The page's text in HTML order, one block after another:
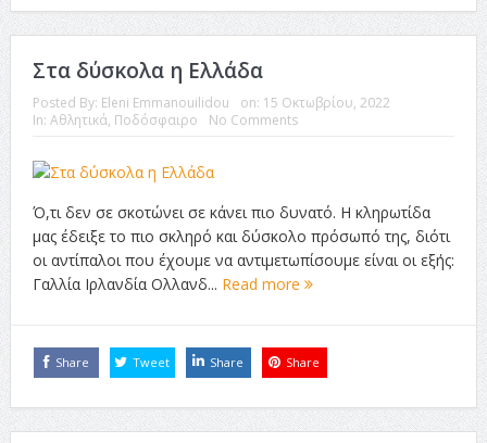
Στα δύσκολα η Ελλάδα
Posted By: Eleni Emmanouilidou on: 15 Οκτωβρίου, 2022
In: Αθλητικά, Ποδόσφαιρο No Comments
Ό,τι δεν σε σκοτώνει σε κάνει πιο δυνατό. Η κληρωτίδα
μας έδειξε το πιο σκληρό και δύσκολο πρόσωπό της, διότι
οι αντίπαλοι που έχουμε να αντιμετωπίσουμε είναι οι εξής:
Γαλλία Ιρλανδία Ολλανδ... Read more
Share Tweet Share Share